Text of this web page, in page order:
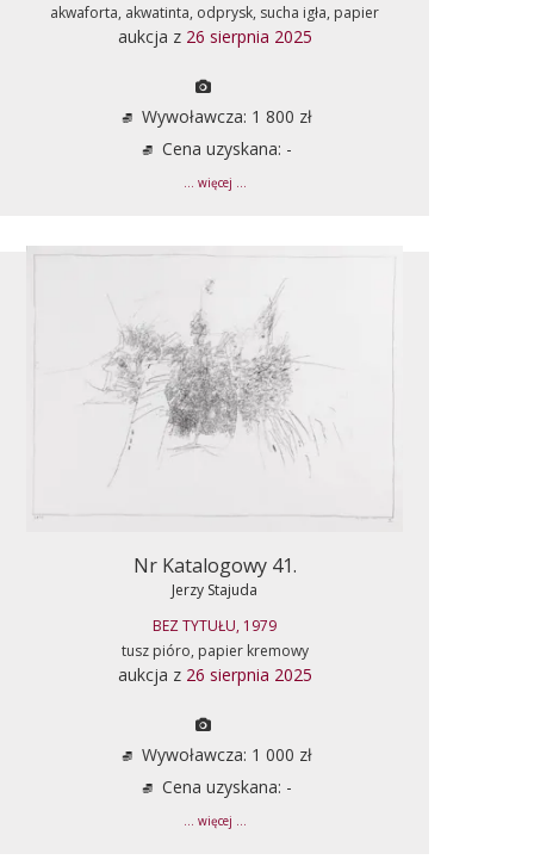
akwaforta, akwatinta, odprysk, sucha igła, papier
aukcja z 26 sierpnia 2025
Wywoławcza: 1 800 zł
Cena uzyskana: -
... więcej ...
Nr Katalogowy 41.
Jerzy Stajuda
BEZ TYTUŁU, 1979
tusz pióro, papier kremowy
aukcja z 26 sierpnia 2025
Wywoławcza: 1 000 zł
Cena uzyskana: -
... więcej ...